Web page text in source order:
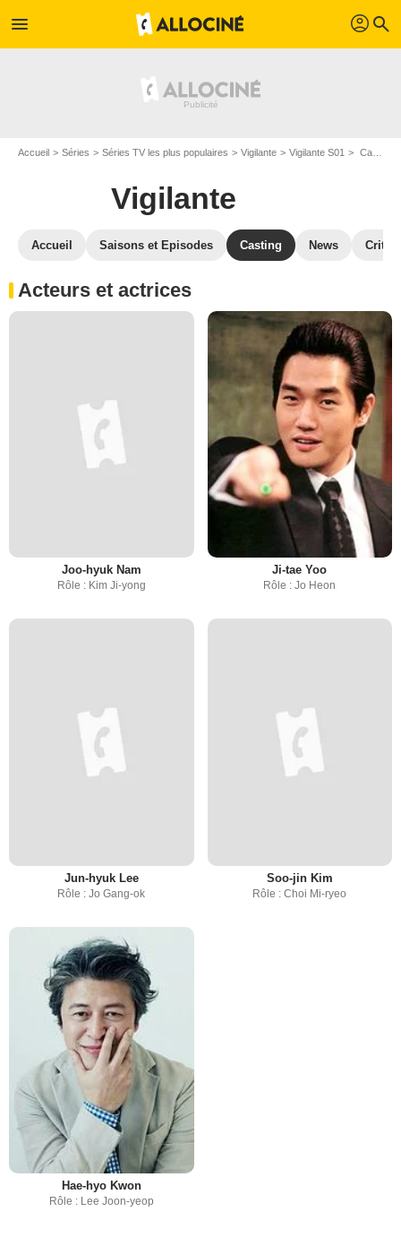
menu profil search
Accueil Séries Séries TV les plus populaires Vigilante Vigilante S01 Casting Vigilante S01
Vigilante
Accueil Saisons et Episodes Casting News
Acteurs et actrices
Joo-hyuk Nam
Rôle : Kim Ji-yong
Ji-tae Yoo
Rôle : Jo Heon
Jun-hyuk Lee
Rôle : Jo Gang-ok
Soo-jin Kim
Rôle : Choi Mi-ryeo
Hae-hyo Kwon
Rôle : Lee Joon-yeop